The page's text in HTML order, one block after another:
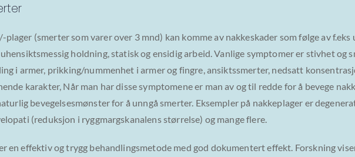
(smerter som varer over 3 mnd) kan komme av nakkeskader som følge av
holdning, statisk og ensidig arbeid. Vanlige symptomer er stivhet og
i armer, prikking/nummenhet i armer og fingre, ansiktssmerter, nedsatt
karakter, Når man har disse symptomene er man av og til redde for å bevege
bevegelsesmønster for å unngå smerter. Eksempler på nakkeplager er
(reduksjon i ryggmargskanalens størrelse) og mange flere.
en effektiv og trygg behandlingsmetode med god dokumentert effekt. Forskning